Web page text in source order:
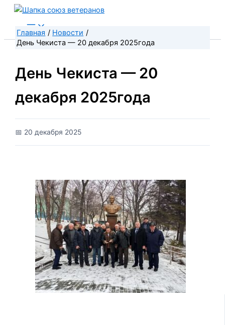
Перейти
содержимому
Главная
Новости
День Чекиста — 20 декабря 2025года
День Чекиста — 20
декабря 2025года
📅 20 декабря 2025
П
о
с
к